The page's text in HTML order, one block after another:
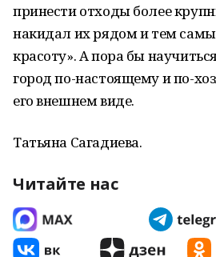
принести отходы более
накидал их рядом и тем
красоту». А пора бы
город по-настоящему и по-
его внешнем виде.
Татьяна Сагадиева.
Читайте нас